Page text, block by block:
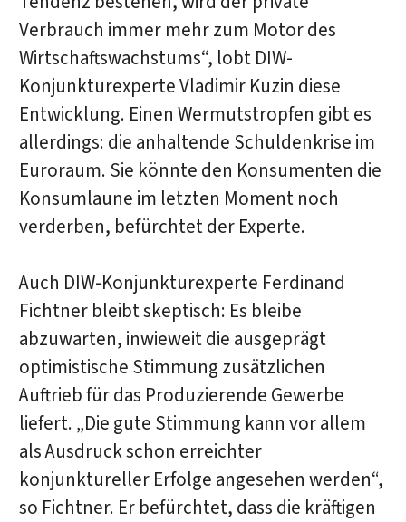
Verbrauch immer mehr zum Motor des
Wirtschaftswachstums“, lobt DIW-
Konjunkturexperte Vladimir Kuzin diese
Entwicklung. Einen Wermutstropfen gibt es
allerdings: die anhaltende Schuldenkrise im
Euroraum. Sie könnte den Konsumenten die
Konsumlaune im letzten Moment noch
verderben, befürchtet der Experte.
Auch DIW-Konjunkturexperte Ferdinand
Fichtner bleibt skeptisch: Es bleibe
abzuwarten, inwieweit die ausgeprägt
optimistische Stimmung zusätzlichen
Auftrieb für das Produzierende Gewerbe
liefert. „Die gute Stimmung kann vor allem
als Ausdruck schon erreichter
konjunktureller Erfolge angesehen werden“,
so Fichtner. Er befürchtet, dass die kräftigen